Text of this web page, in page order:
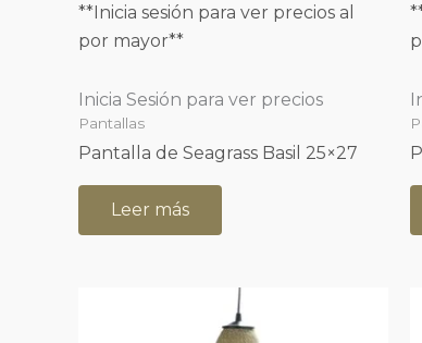
**Inicia sesión para ver precios al
por mayor**
Inicia Sesión para ver precios
Pantallas
Pantalla de Seagrass Basil 25×27
Leer más